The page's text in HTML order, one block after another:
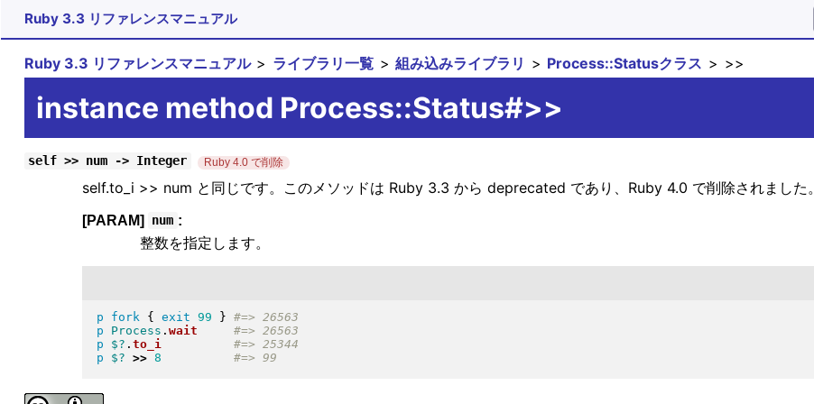
Ruby 3.3 リファレンスマニュアル
Ruby 3.3 リファレンスマニュアル ライブラリ一覧 組み込みライブラリ Process::Statusクラス >>
instance method Process::Status#>>
self >> num -> Integer Ruby 4.0 で削除
self.to_i >> num と同じです。このメソッドは Ruby 3.3 から deprecated であり、Ruby 4.0 で削除されました。
[PARAM] num :
整数を指定します。
p fork { exit 99 }
p
Process . wait
p
$? . to_i
p
$? >> 8